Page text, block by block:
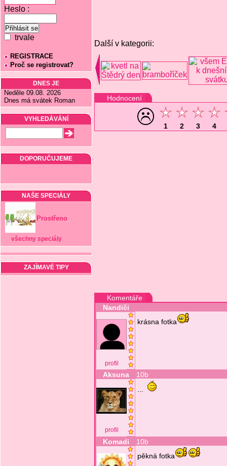
Heslo :
trvale
REGISTRACE
Proč se registrovat?
DNES JE
Neděle 09.08. 2026
Dnes má svátek Roman
VYHLEDÁVÁNÍ
DOPORUČUJEME
NAŠE SPECIÁLY
Prostřeno
všechny speciály
ZAJÍMAVÉ TIPY
Další v kategorii:
Hodnocení
1 2 3 4
Komentáře
Nandiči
profil
krásna fotka
Aksuna 10b
profil
Komadi 10b
pěkná fotka